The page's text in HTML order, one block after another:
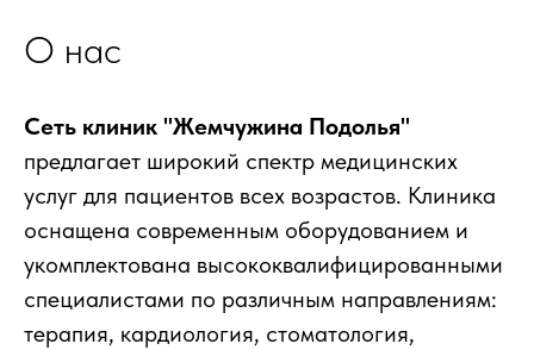
О нас
Сеть клиник "Жемчужина Подолья"
предлагает широкий спектр медицинских
услуг для пациентов всех возрастов. Клиника
оснащена современным оборудованием и
укомплектована высококвалифицированными
специалистами по различным направлениям:
терапия, кардиология, стоматология,